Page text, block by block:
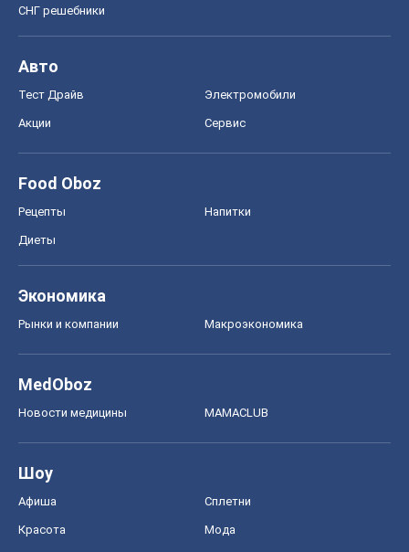
СНГ решебники
Авто
Тест Драйв Электромобили
Акции Сервис
Food Oboz
Рецепты Напитки
Диеты
Экономика
Рынки и компании Mакроэкономика
MedOboz
Новости медицины MAMACLUB
Шоу
Афиша Сплетни
Красота Мода